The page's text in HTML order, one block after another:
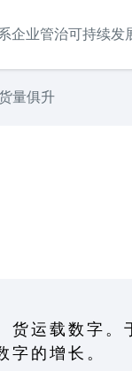
企业管治可持续发
量俱升
货 运 载 数 字
字 的 增 长 。